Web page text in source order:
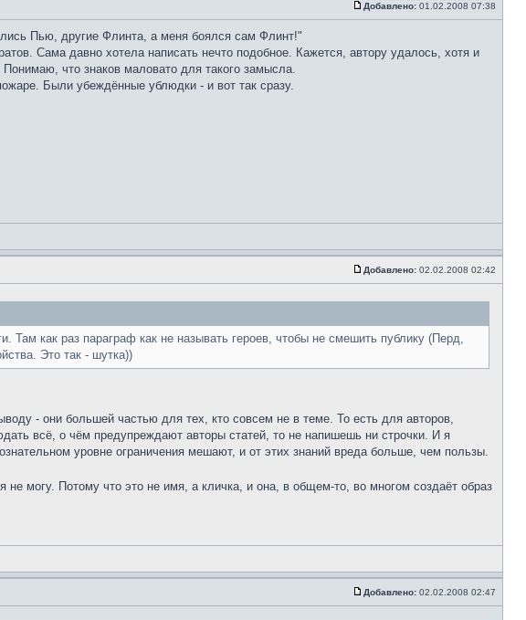
Добавлено: 01.02.2008 07:38
Пью, другие Флинта, а меня боялся сам Флинт!"
Сама давно хотела написать нечто подобное. Кажется, автору удалось, хотя и
что знаков маловато для такого замысла.
Были убеждённые ублюдки - и вот так сразу.
Добавлено: 02.02.2008 02:42
Там как раз параграф как не называть героев, чтобы не смешить публику (Перд,
Это так - шутка))
- они большей частью для тех, кто совсем не в теме. То есть для авторов,
всё, о чём предупреждают авторы статей, то не напишешь ни строчки. И я
уровне ограничения мешают, и от этих знаний вреда больше, чем пользы.
не могу. Потому что это не имя, а кличка, и она, в общем-то, во многом создаёт образ
Добавлено: 02.02.2008 02:47